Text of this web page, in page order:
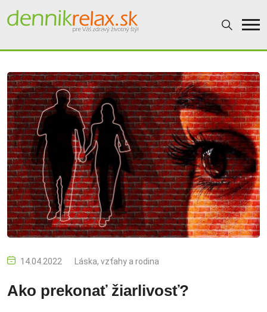
14.04.2022 Láska, vzťahy a rodina
Ako prekonať žiarlivosť?